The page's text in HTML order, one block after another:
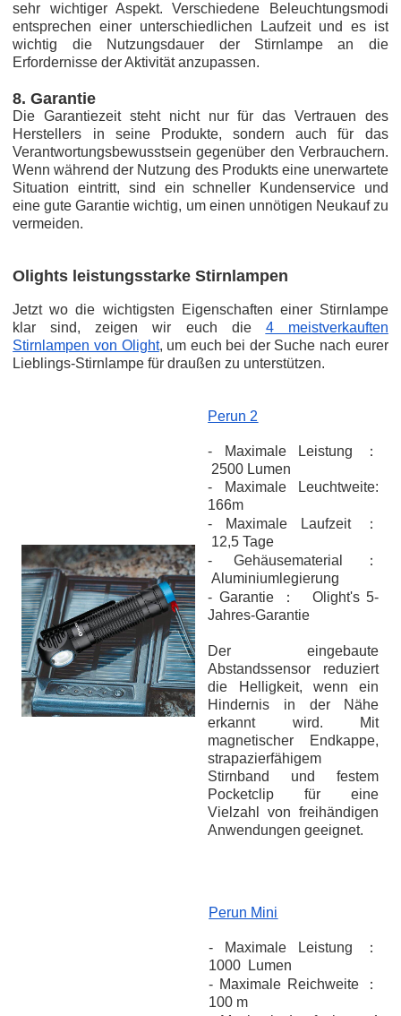
sehr wichtiger Aspekt. Verschiedene Beleuchtungsmodi
entsprechen einer unterschiedlichen Laufzeit und es ist
wichtig die Nutzungsdauer der Stirnlampe an die
Erfordernisse der Aktivität anzupassen.
8. Garantie
Die Garantiezeit steht nicht nur für das Vertrauen des
Herstellers in seine Produkte, sondern auch für das
Verantwortungsbewusstsein gegenüber den Verbrauchern.
Wenn während der Nutzung des Produkts eine unerwartete
Situation eintritt, sind ein schneller Kundenservice und
eine gute Garantie wichtig, um einen unnötigen Neukauf zu
vermeiden.
Olights leistungsstarke Stirnlampen
Jetzt wo die wichtigsten Eigenschaften einer Stirnlampe
klar sind, zeigen wir euch die 4 meistverkauften
Stirnlampen von Olight, um euch bei der Suche nach eurer
Lieblings-Stirnlampe für draußen zu unterstützen.
Perun 2
- Maximale Leistung ：
2500 Lumen
- Maximale Leuchtweite:
166m
- Maximale Laufzeit ：
12,5 Tage
- Gehäusematerial ：
Aluminiumlegierung
- Garantie ： Olight's 5-
Jahres-Garantie
Der eingebaute
Abstandssensor reduziert
die Helligkeit, wenn ein
Hindernis in der Nähe
erkannt wird. Mit
magnetischer Endkappe,
strapazierfähigem
Stirnband und festem
Pocketclip für eine
Vielzahl von freihändigen
Anwendungen geeignet.
Perun Mini
- Maximale Leistung ：
1000 Lumen
- Maximale Reichweite ：
100 m